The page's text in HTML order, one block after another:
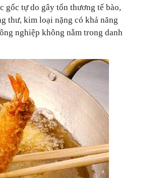
gốc tự do gây tổn thương tế bào,
thư, kim loại nặng có khả năng
nghiệp không nằm trong danh